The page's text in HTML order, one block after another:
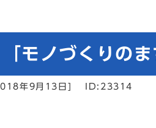
ノづくりのま
年9月13日] ID:23314